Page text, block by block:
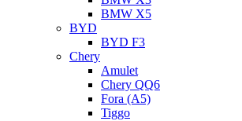
BMW X5
BYD
BYD F3
Chery
Amulet
Chery QQ6
Fora (A5)
Tiggo